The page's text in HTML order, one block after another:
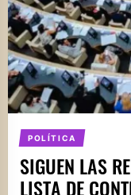
POLÍTICA
SIGUEN LAS
LISTA DE